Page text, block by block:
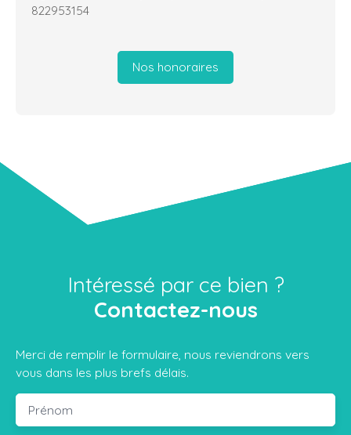
822953154
Nos honoraires
Intéressé par ce bien ?
Contactez-nous
Merci de remplir le formulaire, nous reviendrons vers
vous dans les plus brefs délais.
Prénom